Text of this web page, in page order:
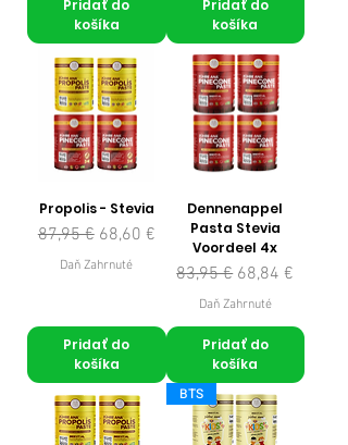
Pridať do
košíka
Pridať do
košíka
Propolis - Stevia
Normálna cena
87,95 € Zľavnená cena
68,60 €
Daň Zahrnuté
Pridať do
košíka
Dennenappel
Pasta Stevia
Voordeel 4x
Normálna cena
83,95 € Zľavnená cena
68,84 €
Daň Zahrnuté
Pridať do
košíka
BTS